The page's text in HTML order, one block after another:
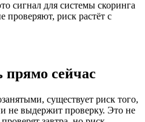
сигнал для системы скоринга
риск растёт с
прямо сейчас
существует риск того,
не выдержит проверку. Это не